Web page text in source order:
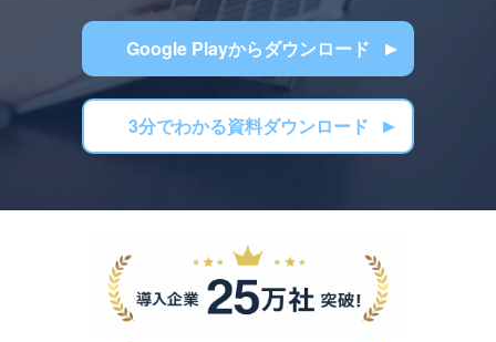
Google Playからダウンロード
3分でわかる資料ダウンロード